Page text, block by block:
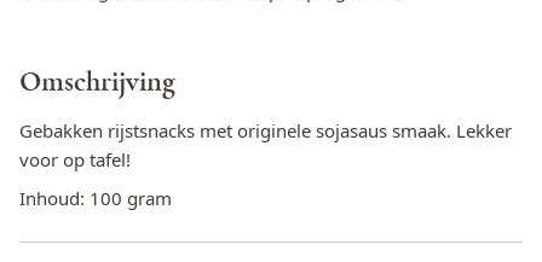
Omschrijving
Gebakken rijstsnacks met originele sojasaus smaak. Lekker
voor op tafel!
Inhoud: 100 gram